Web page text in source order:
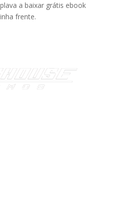
a baixar grátis ebook
frente.